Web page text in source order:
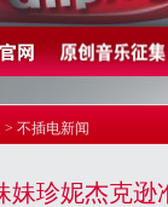
> 不插电新闻
妹珍妮杰克逊